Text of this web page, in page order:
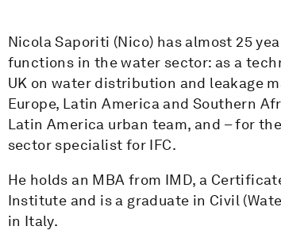
Nicola Saporiti (Nico) has almost 25
functions in the water sector: as a
UK on water distribution and leakage
Europe, Latin America and Southern
Latin America urban team, and – for
sector specialist for IFC.
He holds an MBA from IMD, a
Institute and is a graduate in Civil
in Italy.